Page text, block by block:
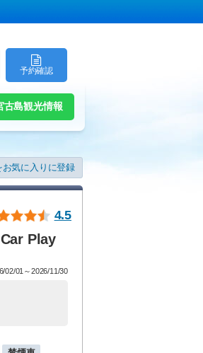
予約確認
古島観光情報
お気に入りに登録
4.5
Play
02/01～2026/11/30